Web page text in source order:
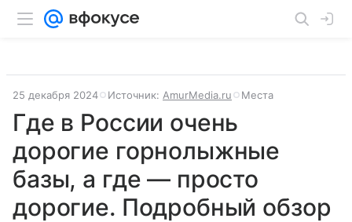
25 декабря 2024 Источник: AmurMedia.ru Места
Где в России очень
дорогие горнолыжные
базы, а где — просто
дорогие. Подробный обзор